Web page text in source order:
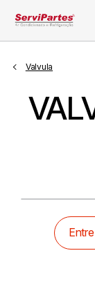
Valvula